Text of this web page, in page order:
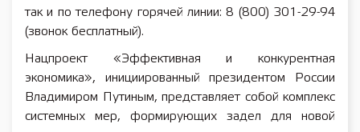
так и по телефону горячей линии: 8 (800) 301-29-94
(звонок бесплатный).
Нацпроект «Эффективная и конкурентная
экономика», инициированный президентом России
Владимиром Путиным, представляет собой комплекс
системных мер, формирующих задел для новой